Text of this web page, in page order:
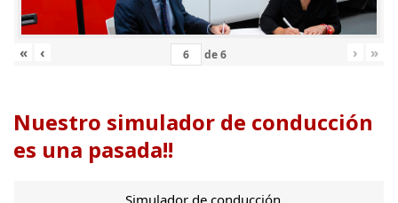
« ‹ de6 › »
Nuestro simulador de conducción
es una pasada!!
Simulador de conducción